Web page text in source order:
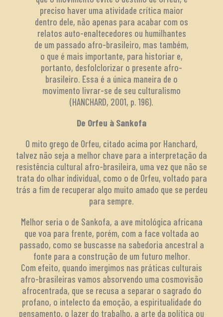
preciso haver uma atividade crítica maior
dentro dele, não apenas para acabar com os
relatos auto-enaltecedores ou humilhantes
de um passado afro-brasileiro, mas também,
o que é mais importante, para historiar e,
portanto, desfolclorizar o presente afro-
brasileiro. Essa é a única maneira de o
movimento livrar-se de seu culturalismo
(HANCHARD, 2001, p. 196).
De Orfeu à Sankofa
O mito grego de Orfeu, citado acima por Hanchard,
talvez não seja a melhor chave para a interpretação da
resistência cultural afro-brasileira, uma vez que não se
trata do olhar individual, como o de Orfeu, voltado para
trás a fim de recuperar algo muito amado que se perdeu
para sempre.
Melhor seria o de Sankofa, a ave mitológica africana
que voa para frente, porém, com a face voltada ao
passado, como se buscasse na sabedoria ancestral a
fonte para a construção de um futuro melhor.
Com efeito, quando imergimos nas práticas culturais
afro-brasileiras vamos absorvendo uma cosmovisão
afrocentrada, que se recusa a separar o sagrado do
profano, o intelecto da emoção, a espiritualidade do
pensamento, o lazer do trabalho, a arte da política ou